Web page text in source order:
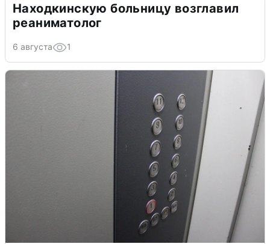
Находкинскую больницу возглавил
реаниматолог
6 августа 1